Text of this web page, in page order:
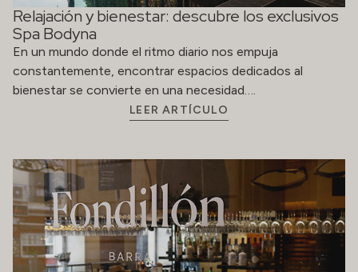
Relajación y bienestar: descubre los exclusivos
Spa Bodyna
En un mundo donde el ritmo diario nos empuja
constantemente, encontrar espacios dedicados al
bienestar se convierte en una necesidad….
LEER ARTÍCULO